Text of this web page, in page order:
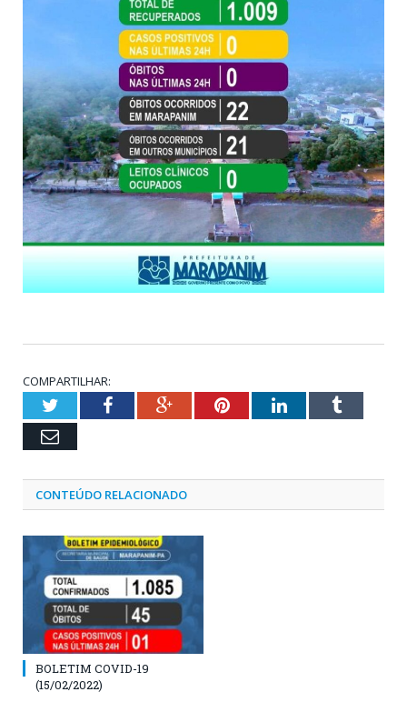
COMPARTILHAR:
TwitterFacebookGoogle+PinterestLinkedInTumblr
Email
CONTEÚDO RELACIONADO
BOLETIM COVID-19
(15/02/2022)